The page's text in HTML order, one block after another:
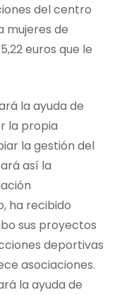
del centro
mujeres de
euros que le
la ayuda de
la propia
la gestión del
así la
ha recibido
sus proyectos
deportivas
asociaciones.
la ayuda de